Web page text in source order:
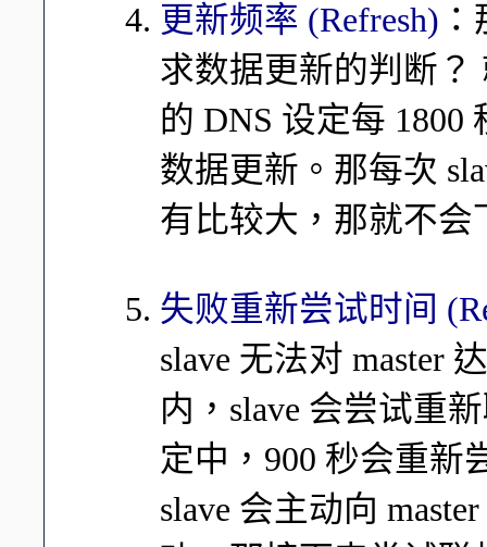
更新频率 (Refresh)
求数据更新的判断
的 DNS 设定每 1800
数据更新。那每次
有比较大，那就不会
失败重新尝试时间
slave 无法对 master
内，slave 会尝试重
定中，900 秒会重新
slave 会主动向